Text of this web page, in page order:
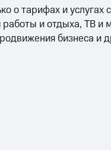
о тарифах и
и отдыха, ТВ и
бизнеса и